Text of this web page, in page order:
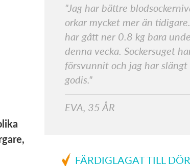
"Jag har bättre
orkar mycket mer än
har gått ner 0.8 kg bara
denna vecka. Sockersuget
försvunnit och jag har
godis."
EVA, 35 ÅR
FÄRDIGLAGAT TILL